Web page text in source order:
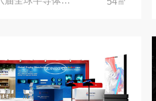
看得见的品质：人民网对中励展览的采访报道